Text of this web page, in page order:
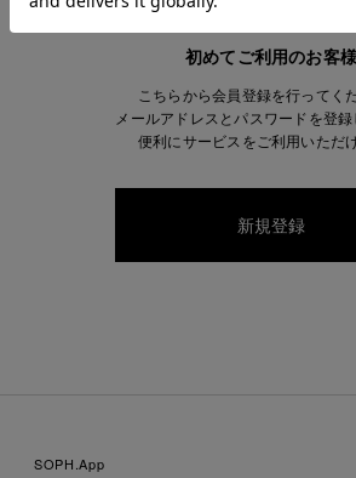
初めてご利用のお客様
こちらから会員登録を行ってく
メールアドレスとパスワードを登録
便利にサービスをご利用いただけ
SOPH.App